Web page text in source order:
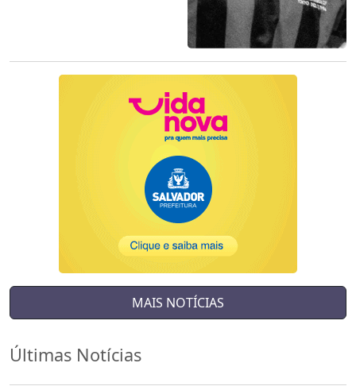
MAIS NOTÍCIAS
Últimas Notícias